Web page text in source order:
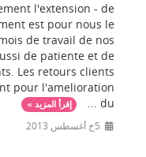
l'extension - de
est pour nous le
de travail de nos
de patiente et de
Les retours clients
pour l'amelioration
du ...
إقرأ المزيد »